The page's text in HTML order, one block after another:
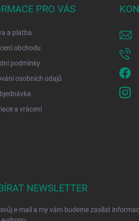
PRO VÁS
a platba
obchodu
podmínky
osobních údajů
a vrácení
NEWSLETTER
e-mail a my vám budeme zasílat